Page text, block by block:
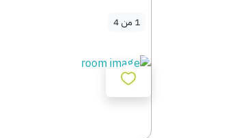
1 من4